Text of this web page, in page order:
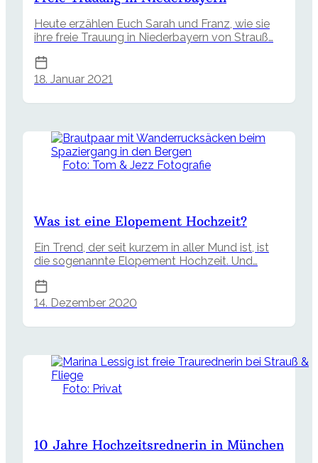
Heute erzählen Euch Sarah und Franz, wie sie
ihre freie Trauung in Niederbayern von Strauß…
18. Januar 2021
Foto: Tom & Jezz Fotografie
Was ist eine Elopement Hochzeit?
Ein Trend, der seit kurzem in aller Mund ist, ist
die sogenannte Elopement Hochzeit. Und…
14. Dezember 2020
Foto: Privat
10 Jahre Hochzeitsrednerin in München